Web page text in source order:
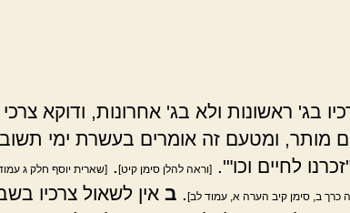
בג' ראשונות ולא בג' אחרונות, ודוקא צרכי
מותר, ומטעם זה אומרים בעשרת ימי
לחיים וכו"'.
[וראה להלן סימן קיט] . [שארית יוסף חלק ג
כרך ב, סימן קיב הערה א, עמוד לב] . ב אין לשאול צרכיו